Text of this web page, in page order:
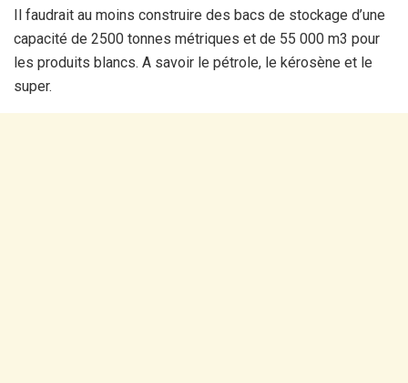
Il faudrait au moins construire des bacs de stockage d’une
capacité de 2500 tonnes métriques et de 55 000 m3 pour
les produits blancs. A savoir le pétrole, le kérosène et le
super.